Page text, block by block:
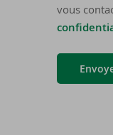
vous